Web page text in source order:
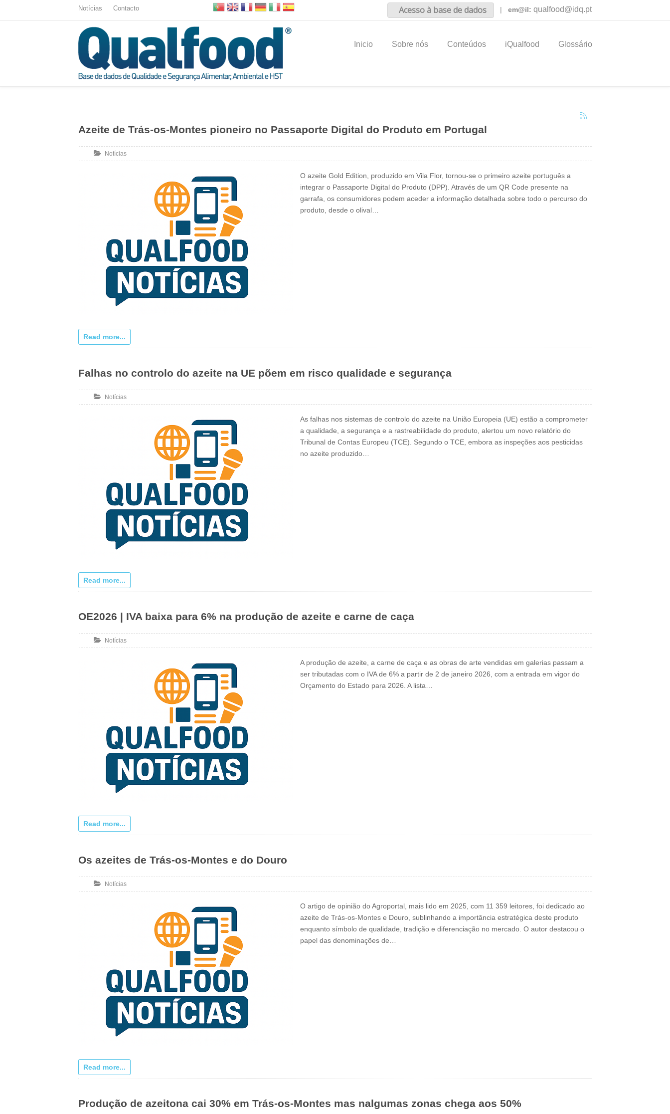
Notícias Contacto Acesso à base de dados | em@il: qualfood@idq.pt
Inicio Sobre nós Conteúdos iQualfood Glossário
Azeite de Trás-os-Montes pioneiro no Passaporte Digital do Produto em Portugal
Notícias
O azeite Gold Edition, produzido em Vila Flor, tornou-se o primeiro azeite português a
integrar o Passaporte Digital do Produto (DPP). Através de um QR Code presente na
garrafa, os consumidores podem aceder a informação detalhada sobre todo o percurso do
produto, desde o olival…
Read more...
Falhas no controlo do azeite na UE põem em risco qualidade e segurança
Notícias
As falhas nos sistemas de controlo do azeite na União Europeia (UE) estão a comprometer
a qualidade, a segurança e a rastreabilidade do produto, alertou um novo relatório do
Tribunal de Contas Europeu (TCE). Segundo o TCE, embora as inspeções aos pesticidas
no azeite produzido…
Read more...
OE2026 | IVA baixa para 6% na produção de azeite e carne de caça
Notícias
A produção de azeite, a carne de caça e as obras de arte vendidas em galerias passam a
ser tributadas com o IVA de 6% a partir de 2 de janeiro 2026, com a entrada em vigor do
Orçamento do Estado para 2026. A lista…
Read more...
Os azeites de Trás-os-Montes e do Douro
Notícias
O artigo de opinião do Agroportal, mais lido em 2025, com 11 359 leitores, foi dedicado ao
azeite de Trás-os-Montes e Douro, sublinhando a importância estratégica deste produto
enquanto símbolo de qualidade, tradição e diferenciação no mercado. O autor destacou o
papel das denominações de…
Read more...
Produção de azeitona cai 30% em Trás-os-Montes mas nalgumas zonas chega aos 50%